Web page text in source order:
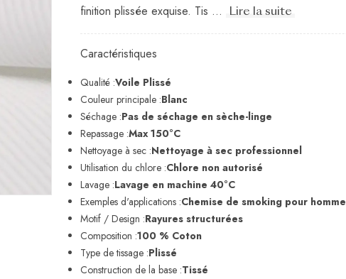
finition plissée exquise. Tis ...
Lire la suite
Caractéristiques
Qualité :Voile Plissé
Couleur principale :Blanc
Séchage :Pas de séchage en sèche-linge
Repassage :Max 150°C
Nettoyage à sec :Nettoyage à sec professionnel
Utilisation du chlore :Chlore non autorisé
Lavage :Lavage en machine 40°C
Exemples d'applications :Chemise de smoking pour homme
Motif / Design :Rayures structurées
Composition :100 % Coton
Type de tissage :Plissé
Construction de la base :Tissé